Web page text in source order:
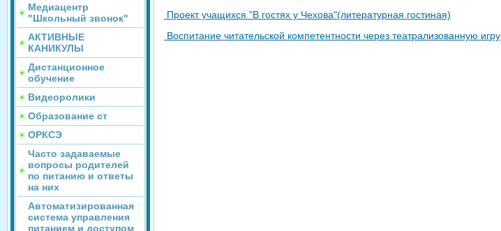
Медиацентр
"Школьный звонок"
АКТИВНЫЕ
КАНИКУЛЫ
Дистанционное
обучение
Видеоролики
Образование ст
ОРКСЭ
Часто задаваемые
вопросы родителей
по питанию и ответы
на них
Автоматизированная
система управления
питанием и доступом
Проект учащихся "В гостях у Чехова"(литературная гостиная)
Воспитание читательской компетентности через театрализованную игру